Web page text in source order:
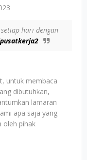
hari dengan
untuk membaca
dibutuhkan,
lamaran
apa saja yang
oleh pihak